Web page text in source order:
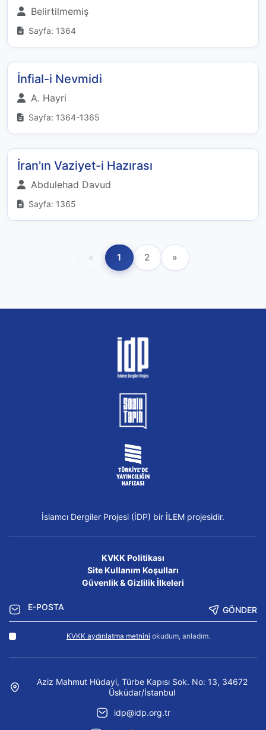
Belirtilmemiş
Sayfa: 1364
İnfial-i Nevmidi
A. Hayri
Sayfa: 1364-1365
İran'ın Vaziyet-i Hazırası
Abdulehad Davud
Sayfa: 1365
« 1 2 »
İslamcı Dergiler Projesi (İDP) bir İLEM projesidir.
KVKK Politikası
Site Kullanım Koşulları
Güvenlik & Gizlilik İlkeleri
GÖNDER
KVKK aydınlatma metnini okudum, anladım.
Aziz Mahmut Hüdayi, Türbe Kapısı Sok. No: 13, 34672
Üsküdar/İstanbul
idp@idp.org.tr